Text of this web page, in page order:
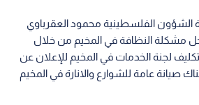
الشؤون الفلسطينية محمود العقرباوي
مشكلة النظافة في المخيم من خلال
وتكليف لجنة الخدمات في المخيم للإعلان عن
صيانة عامة للشوارع والانارة في المخيم